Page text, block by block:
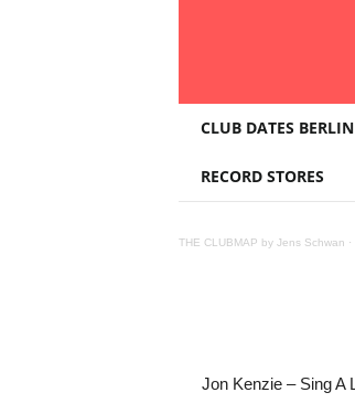
L
B
CLUB DATES BERLIN
RECORD STORES
THE CLUBMAP by Jens Schwan ·
Jon
Jon Kenzie – Sing A